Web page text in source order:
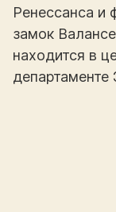
Ренессанса и
замок
находится в
департаменте